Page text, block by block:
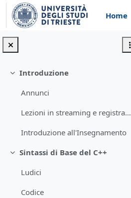
Vai al contenuto principale
Home
Minimizza
Introduzione
Annunci
Lezioni in streaming e registrazioni (MSTeams)
Introduzione all'Insegnamento
Minimizza
Sintassi di Base del C++
Ludici
Codice